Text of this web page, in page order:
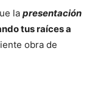
la presentación
tus raíces a
obra de